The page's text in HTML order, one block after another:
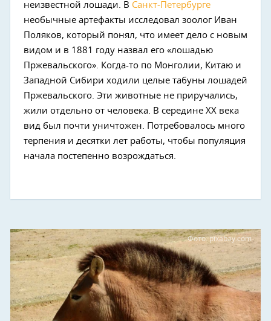
неизвестной лошади. В Санкт-Петербурге
необычные артефакты исследовал зоолог Иван
Поляков, который понял, что имеет дело с новым
видом и в 1881 году назвал его «лошадью
Пржевальского». Когда-то по Монголии, Китаю и
Западной Сибири ходили целые табуны лошадей
Пржевальского. Эти животные не приручались,
жили отдельно от человека. В середине XX века
вид был почти уничтожен. Потребовалось много
терпения и десятки лет работы, чтобы популяция
начала постепенно возрождаться.
Фото: pixabay.com